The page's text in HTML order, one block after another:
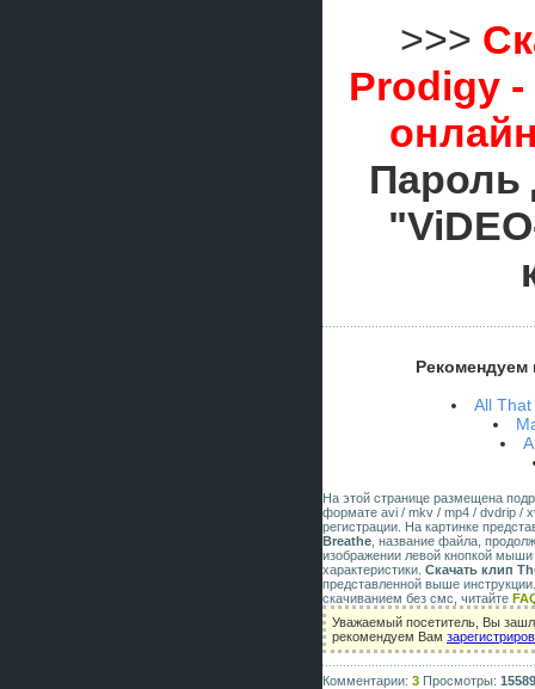
>>>
Prodigy -
Пароль
Рекомендуем
All
На этой странице размещена
формате avi / mkv / mp4 / dvdrip /
регистрации. На картинке
Breathe , название файла,
изображении левой кнопкой
характеристики. Скачать клип
представленной выше
скачиванием без смс, читайте
Уважаемый посетитель, Вы
рекомендуем Вам
Комментарии: 3 Просмотры: 15589